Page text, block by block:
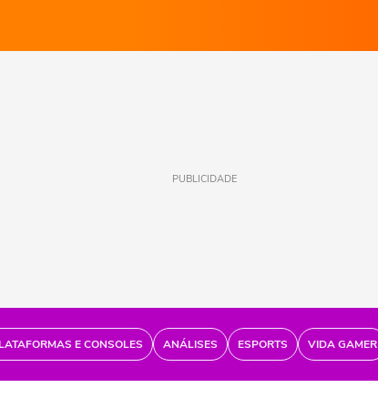
PUBLICIDADE
E CONSOLES ANÁLISES ESPORTS VIDA GAMER